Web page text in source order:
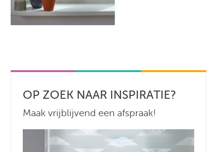
OP ZOEK NAAR INSPIRATIE?
Maak vrijblijvend een afspraak!